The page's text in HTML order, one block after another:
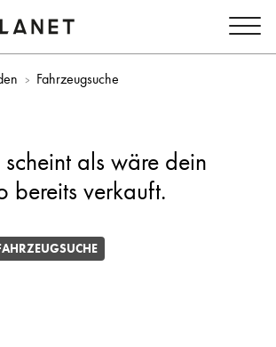
Fahrzeugsuche
als wäre dein
bereits verkauft.